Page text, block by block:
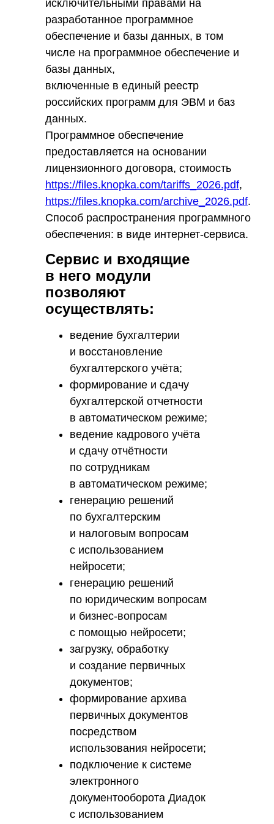
исключительными правами на
разработанное программное
обеспечение и базы данных, в том
числе на программное обеспечение и
базы данных,
включенные в единый реестр
российских программ для ЭВМ и баз
данных.
Программное обеспечение
предоставляется на основании
лицензионного договора, стоимость
https://files.knopka.com/tariffs_2026.pdf,
https://files.knopka.com/archive_2026.pdf.
Способ распространения программного
обеспечения: в виде интернет-сервиса.
Сервис и входящие
в него модули
позволяют
осуществлять:
ведение бухгалтерии
и восстановление
бухгалтерского учёта;
формирование и сдачу
бухгалтерской отчетности
в автоматическом режиме;
ведение кадрового учёта
и сдачу отчётности
по сотрудникам
в автоматическом режиме;
генерацию решений
по бухгалтерским
и налоговым вопросам
с использованием
нейросети;
генерацию решений
по юридическим вопросам
и бизнес-вопросам
с помощью нейросети;
загрузку, обработку
и создание первичных
документов;
формирование архива
первичных документов
посредством
использования нейросети;
подключение к системе
электронного
документооборота Диадок
с использованием